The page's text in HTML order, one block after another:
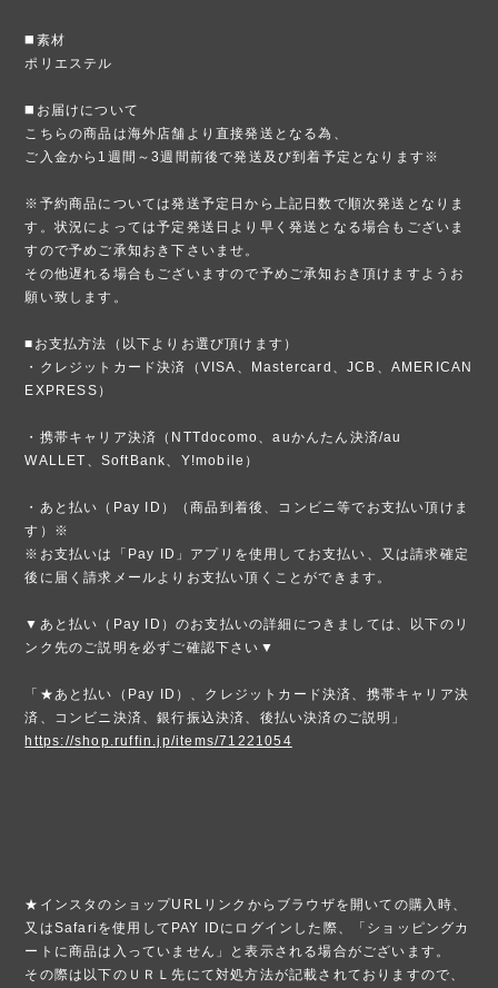
◼️素材
ポリエステル
◼️お届けについて
こちらの商品は海外店舗より直接発送となる為、
ご入金から1週間～3週間前後で発送及び到着予定となります※
※予約商品については発送予定日から上記日数で順次発送となりま
す。状況によっては予定発送日より早く発送となる場合もございま
すので予めご承知おき下さいませ。
その他遅れる場合もございますので予めご承知おき頂けますようお
願い致します。
■お支払方法（以下よりお選び頂けます）
・クレジットカード決済（VISA、Mastercard、JCB、AMERICAN
EXPRESS）
・携帯キャリア決済（NTTdocomo、auかんたん決済/au
WALLET、SoftBank、Y!mobile）
・あと払い（Pay ID）（商品到着後、コンビニ等でお支払い頂けま
す）※
※お支払いは「Pay ID」アプリを使用してお支払い、又は請求確定
後に届く請求メールよりお支払い頂くことができます。
▼あと払い（Pay ID）のお支払いの詳細につきましては、以下のリ
ンク先のご説明を必ずご確認下さい▼
「★あと払い（Pay ID）、クレジットカード決済、携帯キャリア決
済、コンビニ決済、銀行振込決済、後払い決済のご説明」
https://shop.ruffin.jp/items/71221054
★インスタのショップURLリンクからブラウザを開いての購入時、
又はSafariを使用してPAY IDにログインした際、「ショッピングカ
ートに商品は入っていません」と表示される場合がございます。
その際は以下のＵＲＬ先にて対処方法が記載されておりますので、